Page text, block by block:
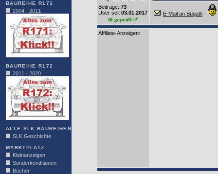
BAUREIHE R171
2004 - 2011
BAUREIHE R172
2011 - 2020
ALLE SLK BAUREIHEN
SLK Geschichte
MARKTPLATZ
Kleinanzeigen
Sonderkonditionen
Bücher
Beiträge: 73
User seit 03.01.2017 E-Mail an Bugatti
Affiliate-Anzeigen: